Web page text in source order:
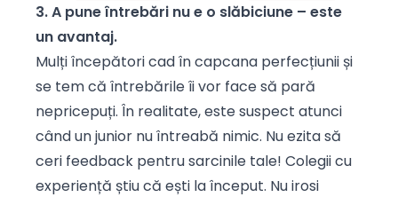
3. A pune întrebări nu e o slăbiciune – este
un avantaj.
Mulți începători cad în capcana perfecțiunii și
se tem că întrebările îi vor face să pară
nepricepuți. În realitate, este suspect atunci
când un junior nu întreabă nimic. Nu ezita să
ceri feedback pentru sarcinile tale! Colegii cu
experiență știu că ești la început. Nu irosi